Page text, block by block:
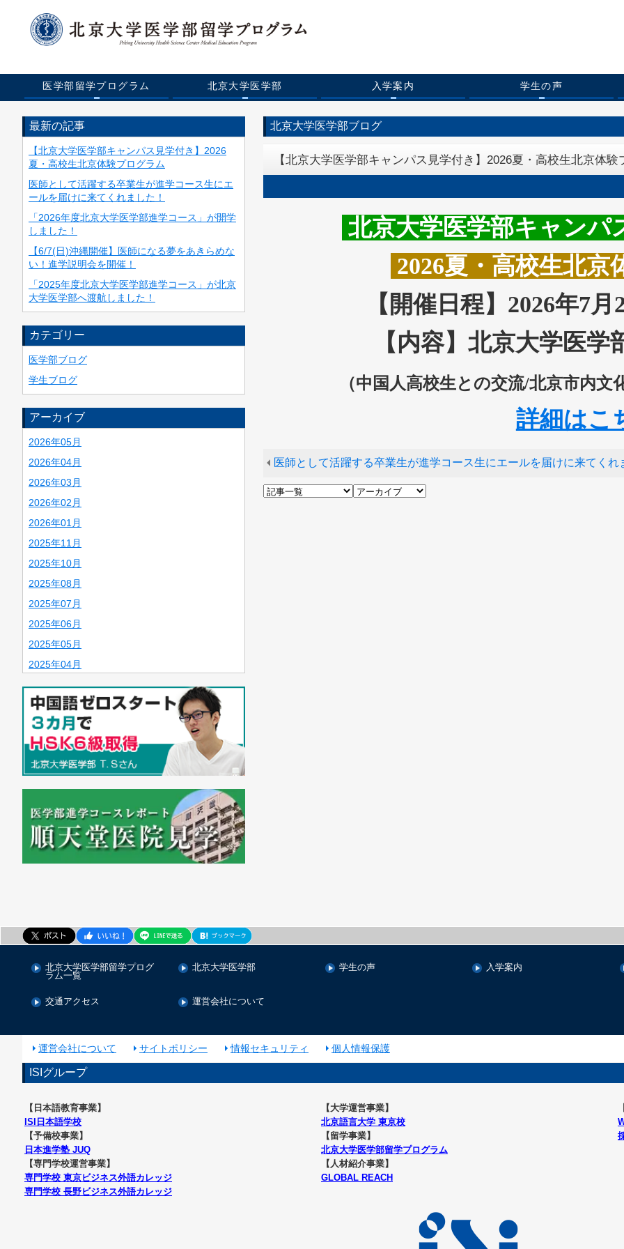
医学部留学プログラム 北京大学医学部 入学案内 学生の声
北京大学医学部ブログ
【北京大学医学部キャンパス見学付き】2026夏・高校生北京体験
北京大学医学部キャンパ
2026夏・高校生北京
【開催日程】2026年7
【内容】北京大学医
（中国人高校生との交流/北京市内文
詳細はこ
医師として活躍する卒業生が進学コース生にエールを届けに来てくれ
最新の記事
【北京大学医学部キャンパス見学付き】2026
夏・高校生北京体験プログラム
医師として活躍する卒業生が進学コース生にエ
ールを届けに来てくれました！
「2026年度北京大学医学部進学コース」が開学
しました！
【6/7(日)沖縄開催】医師になる夢をあきらめな
い！進学説明会を開催！
「2025年度北京大学医学部進学コース」が北京
大学医学部へ渡航しました！
カテゴリー
医学部ブログ
学生ブログ
アーカイブ
2026年05月
2026年04月
2026年03月
2026年02月
2026年01月
2025年11月
2025年10月
2025年08月
2025年07月
2025年06月
2025年05月
2025年04月
2025年01月
2024年11月
2024年10月
2024年09月
2024年07月
2024年05月
2024年04月
2023年11月
2023年07月
2023年03月
2023年02月
2022年11月
2022年07月
2022年04月
2021年12月
2021年07月
2021年05月
2020年12月
2020年11月
2020年10月
北京大学医学部留学プログ
ラム一覧
北京大学医学部 学生の声 入学案内
交通アクセス 運営会社について
運営会社について サイトポリシー 情報セキュリティ 個人情報保護
ISIグループ
【日本語教育事業】
ISI日本語学校
【予備校事業】
日本進学塾 JUQ
【専門学校運営事業】
専門学校 東京ビジネス外語カレッジ
専門学校 長野ビジネス外語カレッジ
【大学運営事業】
北京語言大学 東京校
【留学事業】
北京大学医学部留学プログラム
【人材紹介事業】
GLOBAL REACH